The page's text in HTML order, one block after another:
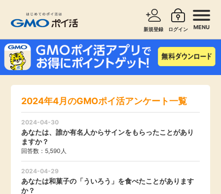
新規登録 ログイン MENU
新着
高還元
無料
サービスで探す ショッピングで探す
旅行・レンタカー
無料サービス
エンタメ
クレジットカード
2024年4月のGMOポイ活アンケート一覧
2024-04-30
あなたは、誰か有名人からサインをもらったことがあり
ますか？
回答数：5,590人
2024-04-29
あなたは和菓子の「ういろう」を食べたことがあります
か？